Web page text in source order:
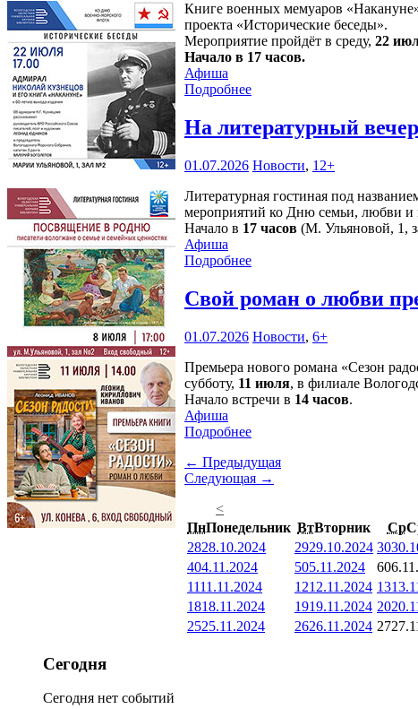
Книге военных мемуаров
проекта «Исторические беседы».
Мероприятие пройдёт в среду, 22
Начало в 17 часов.
Афиша
Подробнее
На литературный
01.07.2026 Новости, 12+
Литературная гостиная под
мероприятий ко Дню семьи, любви и
Начало в 17 часов (М. Ульяновой, 1,
Афиша
Подробнее
Свой роман о любви
01.07.2026 Новости, 6+
Премьера нового романа «Сезон
субботу, 11 июля, в филиале
Начало встречи в 14 часов.
Афиша
Подробнее
← Предыдущая
Следующая →
<
ПнПонедельник ВтВторник Ср
2828.10.2024 2929.10.2024 30
404.11.2024 505.11.2024 6
1111.11.2024 1212.11.2024 13
1818.11.2024 1919.11.2024 20
2525.11.2024 2626.11.2024 27
Сегодня
Сегодня нет событий